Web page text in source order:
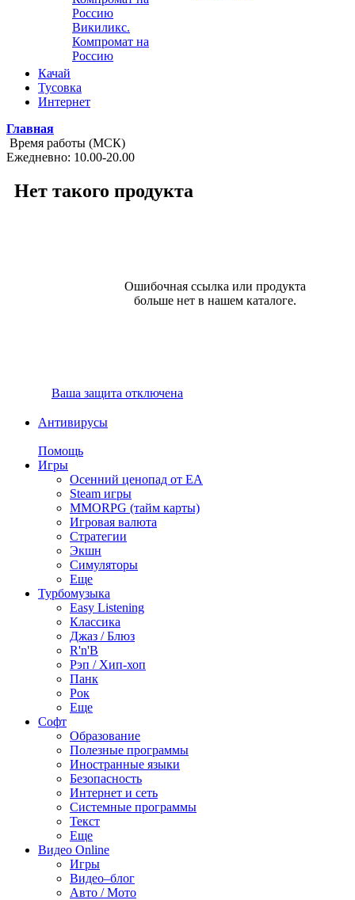
Викиликс.
Компромат на
Россию
Качай
Тусовка
Интернет
Главная
Время работы (МСК)
Ежедневно: 10.00-20.00
Нет такого продукта
Ошибочная ссылка или продукта
больше нет в нашем каталоге.
Ваша защита отключена
Антивирусы
Помощь
Игры
Осенний ценопад от EA
Steam игры
MMORPG (тайм карты)
Игровая валюта
Стратегии
Экшн
Симуляторы
Еще
Турбомузыка
Easy Listening
Классика
Джаз / Блюз
R'n'B
Рэп / Хип-хоп
Панк
Рок
Еще
Софт
Образование
Полезные программы
Иностранные языки
Безопасность
Интернет и сеть
Системные программы
Текст
Еще
Видео Online
Игры
Видео–блог
Авто / Мото